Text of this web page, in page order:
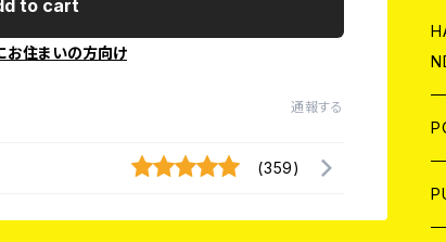
to cart
お住まいの方向け
通報する
(359)